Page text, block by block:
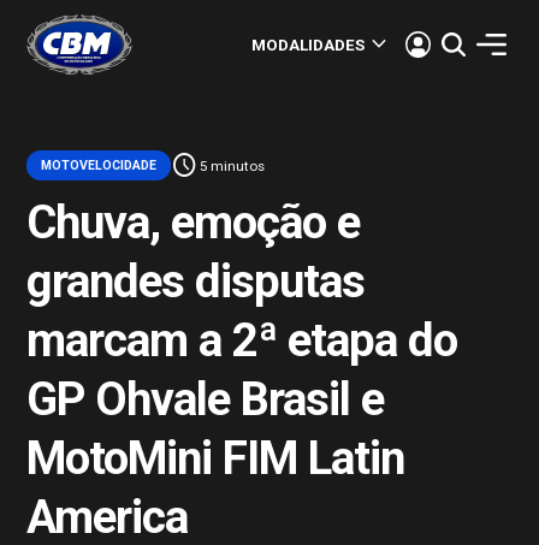
MODALIDADES keyboard_arrow_down
MOTOVELOCIDADE schedule 5 minutos
Chuva, emoção e
grandes disputas
marcam a 2ª etapa do
GP Ohvale Brasil e
MotoMini FIM Latin
America